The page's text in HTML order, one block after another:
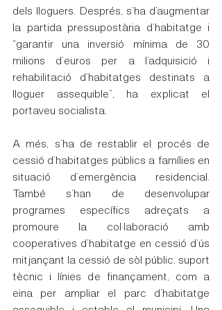
dels lloguers. Després, s’ha d’augmentar
la partida pressupostària d’habitatge i
“garantir una inversió mínima de 30
milions d’euros per a l’adquisició i
rehabilitació d’habitatges destinats a
lloguer assequible”, ha explicat el
portaveu socialista.
A més, s’ha de restablir el procés de
cessió d’habitatges públics a famílies en
situació d’emergència residencial.
També s’han de desenvolupar
programes específics adreçats a
promoure la col·laboració amb
cooperatives d’habitatge en cessió d’ús
mitjançant la cessió de sòl públic, suport
tècnic i línies de finançament, com a
eina per ampliar el parc d’habitatge